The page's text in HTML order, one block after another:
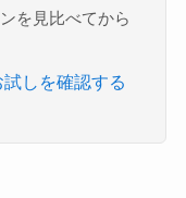
を見比べてから
しを確認する